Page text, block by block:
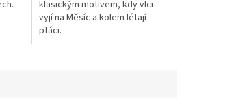
klasickým motivem, kdy vlci
vyjí na Měsíc a kolem létají
ptáci.